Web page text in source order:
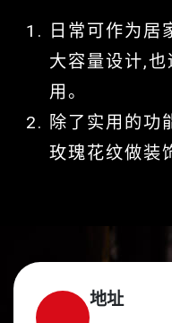
日常可作为居
大容量设计,
用。
除了实用的功
玫瑰花纹做装
地址